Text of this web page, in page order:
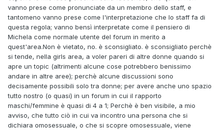
vanno prese come pronunciate da un membro dello staff, e
tantomeno vanno prese come l'interpretazione che lo staff fa di
questa regola; vanno bensì interpretate come il pensiero di
Michela come normale utente del forum in merito a
quest'area.Non è vietato, no. è sconsigliato. è sconsigliato perchè
si tende, nella girls area, a voler pareri di altre donne quando si
apre un topic (altrimenti alcune cose potrebbero benissimo
andare in altre aree); perchè alcune discussioni sono
decisamente possibili solo tra donne; per avere anche uno spazio
tutto nostro (o quasi) in un forum in cui il rapporto
maschi/femmine è quasi di 4 a 1; Perchè è ben visibile, a mio
avviso, che tutto ciò in cui va incontro una persona che si
dichiara omosessuale, o che si scopre omosessuale, viene